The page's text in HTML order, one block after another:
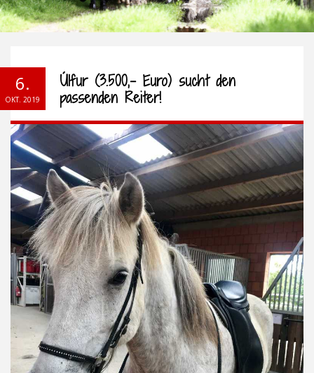
6.
OKT. 2019
Úlfur (3.500,- Euro) sucht den
passenden Reiter!